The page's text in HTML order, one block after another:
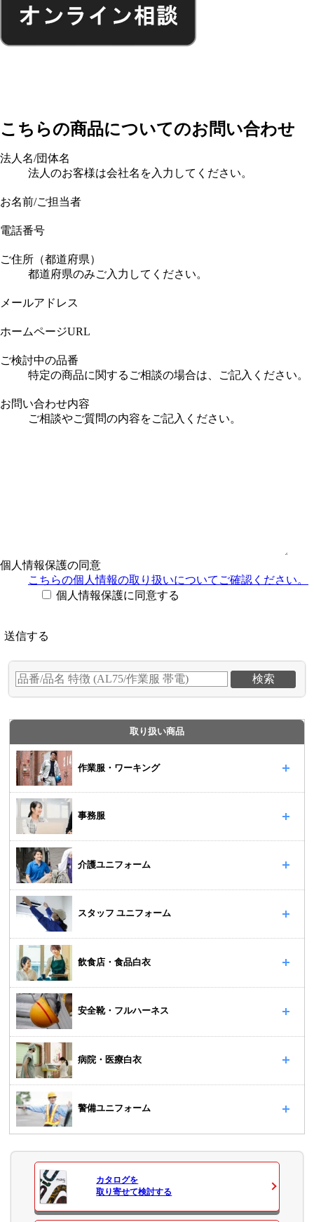
こちらの商品についてのお問い合わせ
法人名/団体名
法人のお客様は会社名を入力してください。
お名前/ご担当者
電話番号
ご住所（都道府県）
都道府県のみご入力してください。
メールアドレス
ホームページURL
ご検討中の品番
特定の商品に関するご相談の場合は、ご記入ください。
お問い合わせ内容
ご相談やご質問の内容をご記入ください。
個人情報保護の同意
こちらの個人情報の取り扱いについてご確認ください。
個人情報保護に同意する
取り扱い商品
作業服・ワーキング
事務服
介護ユニフォーム
スタッフ ユニフォーム
飲食店・食品白衣
安全靴・フルハーネス
病院・医療白衣
警備ユニフォーム
カタログを
取り寄せて検討する